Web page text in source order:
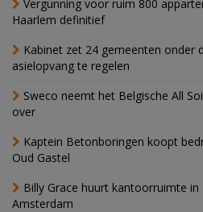
Vergunning voor ruim 800
Haarlem definitief
Kabinet zet 24 gemeenten onder
asielopvang te regelen
Sweco neemt het Belgische All
over
Kaptein Betonboringen koopt
Oud Gastel
Billy Grace huurt kantoorruimte
Amsterdam